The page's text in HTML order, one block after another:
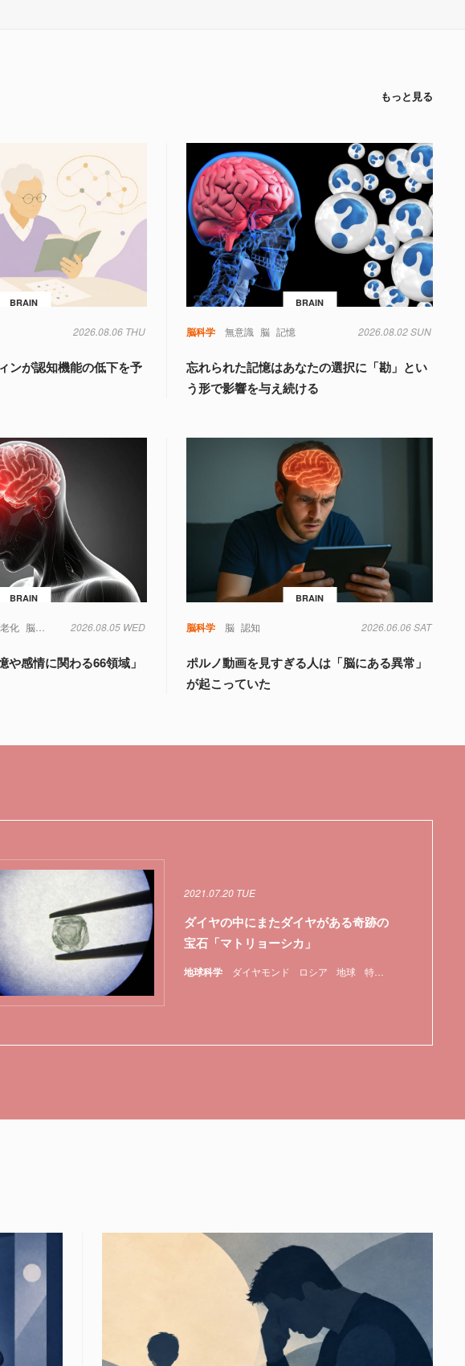
もっと見る
BRAIN
2026.08.06 THU
ンが認知機能の低下を予
BRAIN
脳科学 無意識 脳 記憶 2026.08.02 SUN
忘れられた記憶はあなたの選択に「勘」とい
う形で影響を与え続ける
BRAIN
老化 脳 記憶 認知
2026.08.05 WED
や感情に関わる66領域」
BRAIN
脳科学 脳 認知 2026.06.06 SAT
ポルノ動画を見すぎる人は「脳にある異常」
が起こっていた
中国 実験 新型コロナウイルス 特集 菌 遺伝子
地球科学 ダイヤモンド ロシア 地球 特集
2021.07.20 TUE
ダイヤの中にまたダイヤがある奇跡の
宝石「マトリョーシカ」